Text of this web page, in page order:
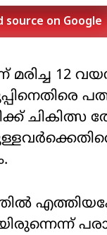
source on Google
12
ചി​കി​ത്സ